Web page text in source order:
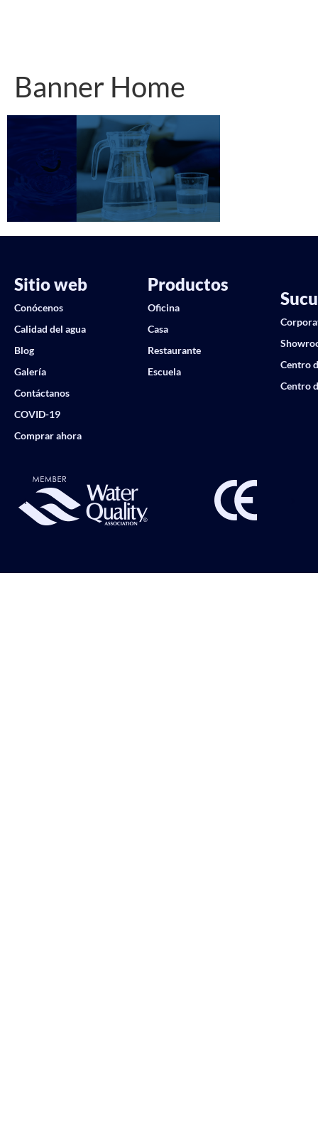
Banner Home
Sitio web
Conócenos
Calidad del agua
Blog
Galería
Contáctanos
COVID-19
Comprar ahora
Productos
Oficina
Casa
Restaurante
Escuela
Centro
Centro